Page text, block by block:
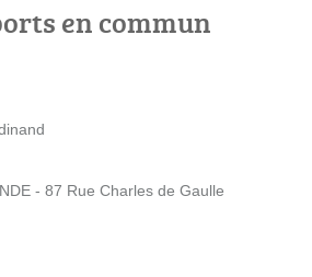
en commun
- 87 Rue Charles de Gaulle